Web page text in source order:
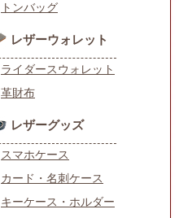
トンバッグ
レザーウォレット
ライダースウォレット
革財布
レザーグッズ
スマホケース
カード・名刺ケース
キーケース・ホルダー